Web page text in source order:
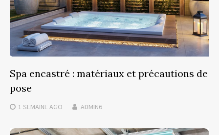
Spa encastré : matériaux et précautions de
pose
1 SEMAINE AGO ADMIN6